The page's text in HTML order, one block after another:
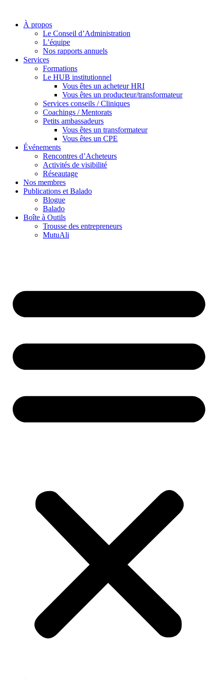
À propos
Le Conseil d’Administration
L’équipe
Nos rapports annuels
Services
Formations
Le HUB institutionnel
Vous êtes un acheteur HRI
Vous êtes un producteur/transformateur
Services conseils / Cliniques
Coachings / Mentorats
Petits ambassadeurs
Vous êtes un transformateur
Vous êtes un CPE
Événements
Rencontres d’Acheteurs
Activités de visibilité
Réseautage
Nos membres
Publications et Balado
Blogue
Balado
Boîte à Outils
Trousse des entrepreneurs
MutuAli